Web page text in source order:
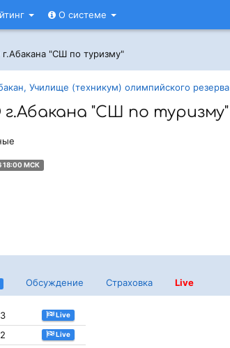
О системе
"СШ по туризму"
Училище (техникум) олимпийского резерва
"СШ по туризму"
18:00 МСК
Обсуждение Страховка Live
Live
Live